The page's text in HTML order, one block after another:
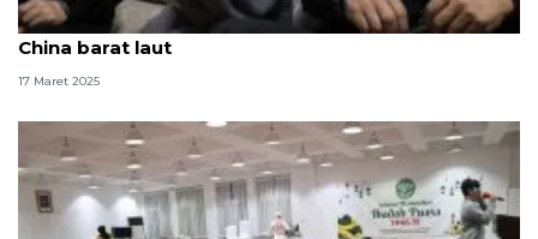
Menilik aktivitas umat muslim saat Ramadhan di
China barat laut
17 Maret 2025